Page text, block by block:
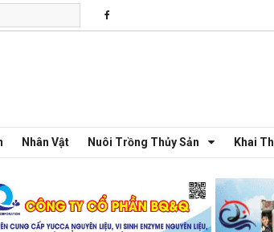
Nhân Vật Nuôi Trồng Thủy Sản Khai